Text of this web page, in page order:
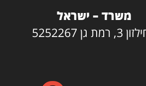
משרד – ישראל
גן 5252267